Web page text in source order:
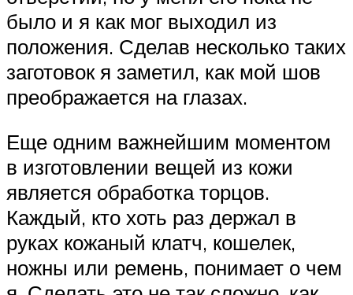
было и я как мог выходил из
положения. Сделав несколько таких
заготовок я заметил, как мой шов
преображается на глазах.
Еще одним важнейшим моментом
в изготовлении вещей из кожи
является обработка торцов.
Каждый, кто хоть раз держал в
руках кожаный клатч, кошелек,
ножны или ремень, понимает о чем